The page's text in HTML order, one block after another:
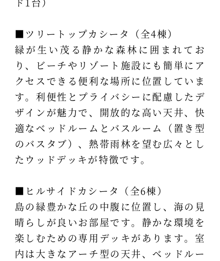
■ツリートップカシータ（全4棟）
緑が生い茂る静かな森林に囲まれてお
り、ビーチやリゾート施設にも簡単にア
クセスできる便利な場所に位置していま
す。利便性とプライバシーに配慮したデ
ザインが魅力で、開放的な高い天井、快
適なベッドルームとバスルーム（置き型
のバスタブ）、熱帯雨林を望む広々とし
たウッドデッキが特徴です。
■ヒルサイドカシータ（全6棟）
島の緑豊かな丘の中腹に位置し、海の見
晴らしが良いお部屋です。静かな環境を
楽しむための専用デッキがあります。室
内は大きなアーチ型の天井、ベッドルー